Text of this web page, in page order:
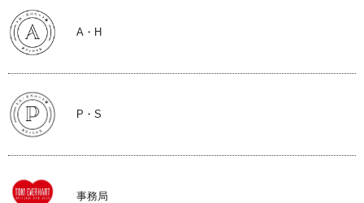
A・H
P・S
事務局